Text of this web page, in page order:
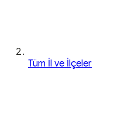
Tüm İl ve İlçeler